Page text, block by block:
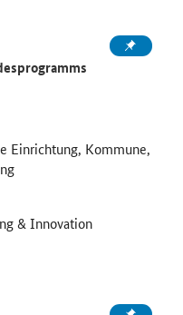
Einrichtung, Kommune,
& Innovation